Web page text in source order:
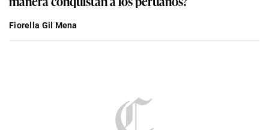
Fiorella Gil Mena